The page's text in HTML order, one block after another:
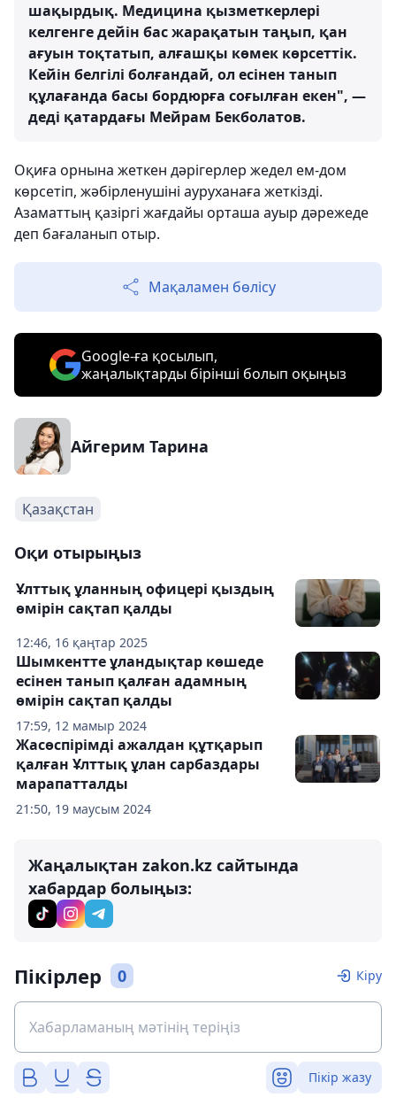
шақырдық. Медицина қызметкерлері
келгенге дейін бас жарақатын таңып, қан
ағуын тоқтатып, алғашқы көмек көрсеттік.
Кейін белгілі болғандай, ол есінен танып
құлағанда басы бордюрға соғылған екен", —
деді қатардағы Мейрам Бекболатов.
Оқиға орнына жеткен дәрігерлер жедел ем-дом
көрсетіп, жәбірленушіні ауруханаға жеткізді.
Азаматтың қазіргі жағдайы орташа ауыр дәрежеде
деп бағаланып отыр.
Мақаламен бөлісу
Google-ға қосылып,
жаңалықтарды бірінші болып оқыңыз
Айгерим Тарина
Қазақстан
Оқи отырыңыз
12:46, 16 қаңтар 2025
Ұлттық ұланның офицері қыздың
өмірін сақтап қалды
17:59, 12 мамыр 2024
Шымкентте ұландықтар көшеде
есінен танып қалған адамның
өмірін сақтап қалды
21:50, 19 маусым 2024
Жасөспірімді ажалдан құтқарып
қалған Ұлттық ұлан сарбаздары
марапатталды
Жаңалықтан zakon.kz сайтында
хабардар болыңыз:
Пікірлер 0 Кіру
Пікір жазу